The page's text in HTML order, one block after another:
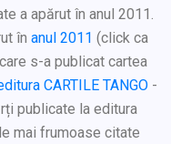
a apărut în anul 2011.
în anul 2011 (click ca
s-a publicat cartea
CARTILE TANGO -
publicate la editura
mai frumoase citate